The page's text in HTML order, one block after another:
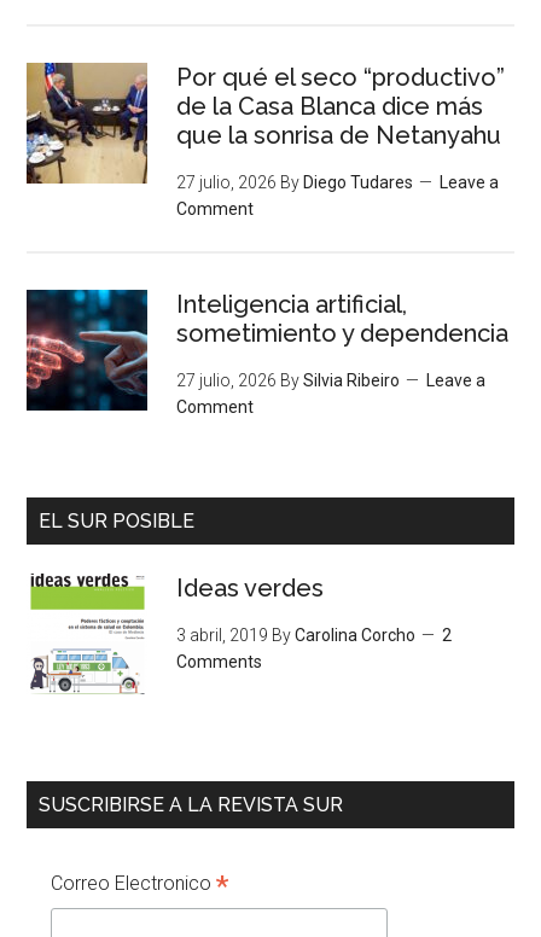
Por qué el seco “productivo”
de la Casa Blanca dice más
que la sonrisa de Netanyahu
27 julio, 2026 By Diego Tudares
Leave a
Comment
Inteligencia artificial,
sometimiento y dependencia
27 julio, 2026 BySilvia Ribeiro
Leave a
Comment
EL SUR POSIBLE
Ideas verdes
3 abril, 2019 ByCarolina Corcho
2
Comments
SUSCRIBIRSE A LA REVISTA SUR
Correo Electronico*